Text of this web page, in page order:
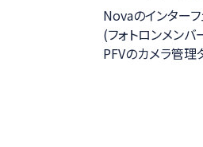
Novaのインター
(フォトロンメン
PFVのカメラ管理